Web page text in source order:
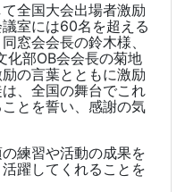
全国大会出場者激励
室には60名を超える
窓会会長の鈴木様、
化部OB会会長の菊地
の言葉とともに激励
、全国の舞台でこれ
とを誓い、感謝の気
練習や活動の成果を
躍してくれることを